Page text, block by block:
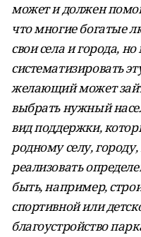
может и должен
что многие богатые
свои села и города,
систематизировать
желающий может
выбрать нужный
вид поддержки,
родному селу,
реализовать
быть, например,
спортивной или
благоустройство